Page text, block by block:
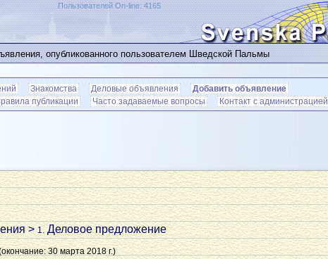
Пользователей On-line: 4165
опубликованного пользователем Шведской Пальмы
Знакомства Деловые объявления
Добавить объявление
публикации Часто задаваемые вопросы Контакт с администрацией
>1.Деловое предложение
30 марта 2018 г.)